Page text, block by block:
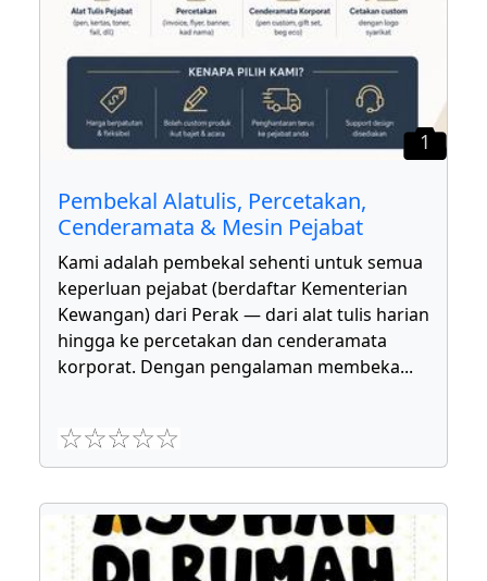
1
Pembekal Alatulis, Percetakan,
Cenderamata & Mesin Pejabat
Kami adalah pembekal sehenti untuk semua
keperluan pejabat (berdaftar Kementerian
Kewangan) dari Perak — dari alat tulis harian
hingga ke percetakan dan cenderamata
korporat. Dengan pengalaman membeka...